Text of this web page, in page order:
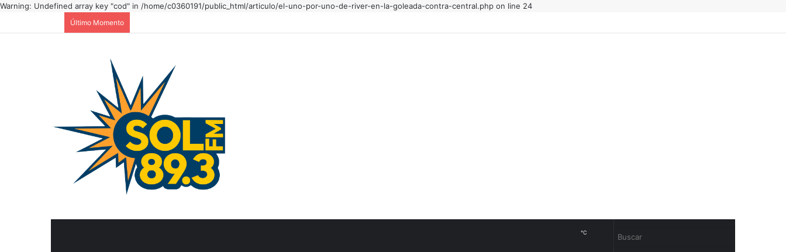
Warning: Undefined array key "cod" in /home/c0360191/public_html/articulo/el-uno-por-uno-de-river-en-la-goleada-contra-central.php on line 24
Último Momento
Cambiar
℃